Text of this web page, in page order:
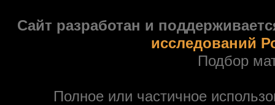
Сайт разработан и
исследований
Подбор
Полное или частичное